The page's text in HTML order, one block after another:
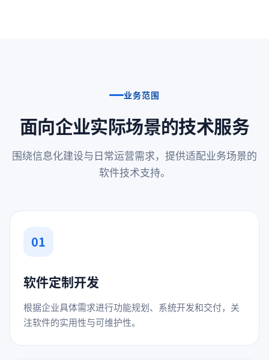
业务范围
面向企业实际场景的技术服务
围绕信息化建设与日常运营需求，提供适配业务场景的
软件技术支持。
01
软件定制开发
根据企业具体需求进行功能规划、系统开发和交付，关
注软件的实用性与可维护性。